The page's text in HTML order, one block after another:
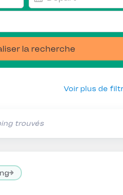
la recherche
Voir plus de
trouvés